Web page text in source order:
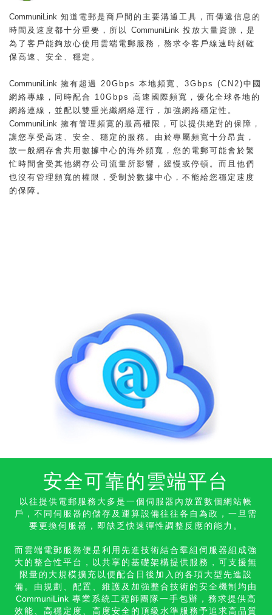
CommuniLink 知道電郵是商戶間的主要溝通工具，而傳遞信息的
時間及速度都十分重要，所以 CommuniLink 投放大量資源，是
為了客戶能夠放心使用雲端電郵服務，務求令客戶線速時刻確
保高速、安全、穩定。
CommuniLink 擁有超過 20Gbps 本地頻寬、3Gbps (CN2)中國
網絡專線，同時配合 10Gbps 高速國際頻寬，優化全球各地的
網絡連線，並配以雙重光纖網絡運行，加強網絡穩定性。
CommuniLink 擁有管理頻寛的最高權限，可以提供絶對的保障，
讓您享受高速、安全、穩定的服務。由於專屬頻寬十分昂貴，
故一般網存會共用數據中心的海外頻寬，您的電郵可能會於繁
忙時間會受其他網存公司流量所影響，緩慢或停頓。而且他們
也沒有管理頻寬的權限，受制於數據中心，不能給您穩定速度
的保障。
安全可靠的雲端平台
以往提供電郵服務大多是一個伺服器內放置數個網站帳
戶，不同伺服器的儲存及運算設備往往各自為政，一旦需
要更換伺服器，即缺乏快速彈性調整反應的能力。
而雲端電郵服務便是利用先進技術結合羣組伺服器組成強
大的整合性平台，以共享的基礎架構提供服務，可支援無
限量的大規模擴充以便配合日後加入的各項大型先進設
備。由規劃、配置、維護及加強整合技術的安全機制均由
CommuniLink專業系統工程師團隊一手包辦，務求提供高
效能、高穩定度、高度安全的頂級水準服務予追求高品質